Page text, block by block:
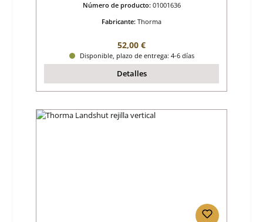
Número de producto: 01001636
Fabricante: Thorma
Precio normal:
52,00 €
Disponible, plazo de entrega: 4-6 días
Detalles